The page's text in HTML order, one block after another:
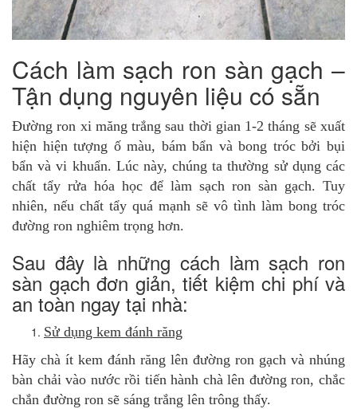
Cách làm sạch ron sàn gạch –
Tận dụng nguyên liệu có sẵn
Đường ron xi măng trắng sau thời gian 1-2 tháng sẽ xuất
hiện hiện tượng ố màu, bám bẩn và bong tróc bởi bụi
bẩn và vi khuẩn. Lúc này, chúng ta thường sử dụng các
chất tẩy rửa hóa học để làm sạch ron sàn gạch. Tuy
nhiên, nếu chất tẩy quá mạnh sẽ vô tình làm bong tróc
đường ron nghiêm trọng hơn.
Sau đây là những cách làm sạch ron
sàn gạch đơn giản, tiết kiệm chi phí và
an toàn ngay tại nhà:
Sử dụng kem đánh răng
Hãy chà ít kem đánh răng lên đường ron gạch và nhúng
bàn chải vào nước rồi tiến hành chà lên đường ron, chắc
chắn đường ron sẽ sáng trắng lên trông thấy.